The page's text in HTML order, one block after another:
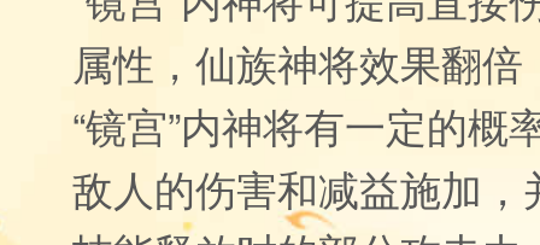
属性，仙族神将效果翻倍
“镜宫”内神将有一定的概
敌人的伤害和减益施加